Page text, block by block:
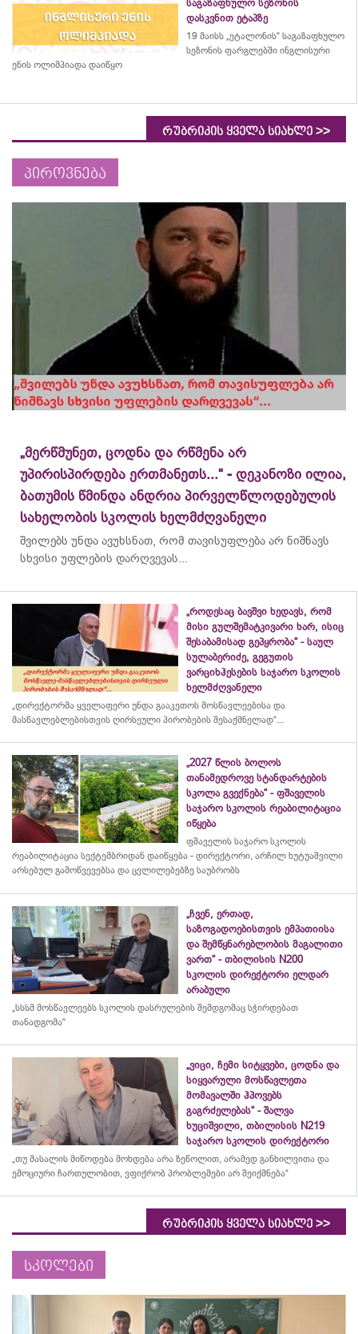
საგაზაფხულო სეზონის
დასკვნით ეტაპზე
19 მაისს „ეტალონის“ საგაზაფხულო
სეზონის ფარგლებში ინგლისური
ენის ოლიმპიადა დაიწყო
რუბრიკის ყველა სიახლე >>
პიროვნება
„მერწმუნეთ, ცოდნა და რწმენა არ
უპირისპირდება ერთმანეთს...“ - დეკანოზი ილია,
ბათუმის წმინდა ანდრია პირველწლოდებულის
სახელობის სკოლის ხელმძღვანელი
შვილებს უნდა ავუხსნათ, რომ თავისუფლება არ ნიშნავს
სხვისი უფლების დარღვევას...
„როდესაც ბავშვი ხედავს, რომ
მისი გულშემატკივარი ხარ, ისიც
შესაბამისად გეპყრობა“ - საულ
სულაბერიძე, გეგუთის
ვარციხჰესების საჯარო სკოლის
ხელმძღვანელი
„დირექტორმა ყველაფერი უნდა გააკეთოს მოსწავლეებისა და
მასწავლებლებისთვის ღირსეული პირობების შესაქმნელად“...
„2027 წლის ბოლოს
თანამედროვე სტანდარტების
სკოლა გვექნება“ - ფშაველის
საჯარო სკოლის რეაბილიტაცია
იწყება
ფშაველის საჯარო სკოლის
რეაბილიტაცია სექტემბრიდან დაიწყება - დირექტორი, არჩილ ხუტუაშვილი
არსებულ გამოწვევებსა და ცვლილებებზე საუბრობს
„ჩვენ, ერთად,
საზოგადოებისთვის ემპათიისა
და შემწყნარებლობის მაგალითი
ვართ“ - თბილისის N200
სკოლის დირექტორი ელდარ
არაბული
„სსსმ მოსწავლეებს სკოლის დასრულების შემდგომაც სჭირდებათ
თანადგომა“
„ვიცი, ჩემი სიტყვები, ცოდნა და
სიყვარული მოსწავლეთა
მომავალში ჰპოვებს
გაგრძელებას“ - შალვა
ხუციშვილი, თბილისის N219
საჯარო სკოლის დირექტორი
„თუ მასალის მიწოდება მოხდება არა ზეწოლით, არამედ განხილვითა და
ემოციური ჩართულობით, ვფიქრობ პრობლემები არ შეიქმნება“
რუბრიკის ყველა სიახლე >>
სკოლები